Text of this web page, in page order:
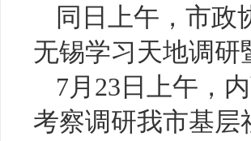
同日上午，市政
无锡学习天地调
7月23日上午，
考察调研我市基